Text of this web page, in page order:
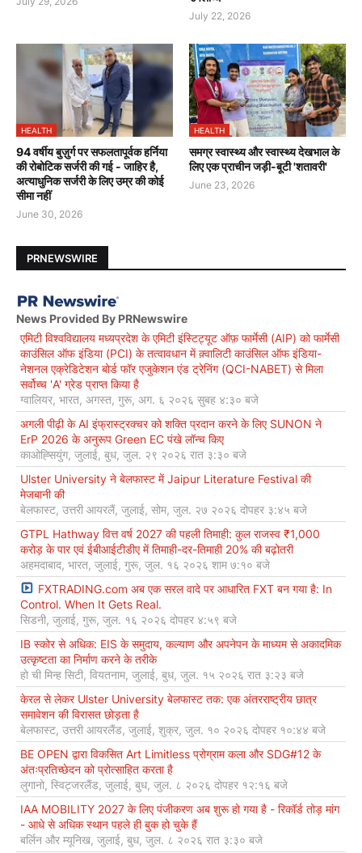
July 22, 2026
HEALTH
94 वर्षीय बुज़ुर्ग पर सफलतापूर्वक हर्निया
की रोबोटिक सर्जरी की गई - जाहिर है,
अत्याधुनिक सर्जरी के लिए उम्र की कोई
सीमा नहीं
June 30, 2026
HEALTH
समग्र स्वास्थ्य और स्वास्थ्य देखभाल के
लिए एक प्राचीन जड़ी-बूटी 'शतावरी'
June 23, 2026
PRNEWSWIRE
News Provided By PRNewswire
एमिटी विश्वविद्यालय मध्यप्रदेश के एमिटी इंस्टिट्यूट ऑफ़ फार्मेसी (AIP) को फार्मेसी
काउंसिल ऑफ इंडिया (PCI) के तत्वावधान में क़्वालिटी काउंसिल ऑफ इंडिया-
नेशनल एक्रेडिटेशन बोर्ड फॉर एजुकेशन एंड ट्रेनिंग (QCI-NABET) से मिला
सर्वोच्च 'A' ग्रेड प्राप्त किया है
ग्वालियर, भारत, अगस्त, गुरू, अग. ६ २०२६ सुबह ४:३० बजे
अगली पीढ़ी के AI इंफ्रास्ट्रक्चर को शक्ति प्रदान करने के लिए SUNON ने
ErP 2026 के अनुरूप Green EC पंखे लॉन्च किए
काओह्सियुंग, जुलाई, बुध, जुल. २९ २०२६ रात ३:३० बजे
Ulster University ने बेलफास्ट में Jaipur Literature Festival की
मेजबानी की
बेलफास्ट, उत्तरी आयरलैं, जुलाई, सोम, जुल. २७ २०२६ दोपहर ३:४५ बजे
GTPL Hathway वित्त वर्ष 2027 की पहली तिमाही: कुल राजस्व ₹1,000
करोड़ के पार एवं ईबीआईटीडीए में तिमाही-दर-तिमाही 20% की बढ़ोतरी
अहमदाबाद, भारत, जुलाई, गुरू, जुल. १६ २०२६ शाम ७:१० बजे
FXTRADING.com अब एक सरल वादे पर आधारित FXT बन गया है: In
Control. When It Gets Real.
सिडनी, जुलाई, गुरू, जुल. १६ २०२६ दोपहर ४:५९ बजे
IB स्कोर से अधिक: EIS के समुदाय, कल्याण और अपनेपन के माध्यम से अकादमिक
उत्कृष्टता का निर्माण करने के तरीके
हो ची मिन्ह सिटी, वियतनाम, जुलाई, बुध, जुल. १५ २०२६ रात ३:२३ बजे
केरल से लेकर Ulster University बेलफास्ट तक: एक अंतरराष्ट्रीय छात्र
समावेशन की विरासत छोड़ता है
बेलफास्ट, उत्तरी आयरलैंड, जुलाई, शुक्र, जुल. १० २०२६ दोपहर १०:४४ बजे
BE OPEN द्वारा विकसित Art Limitless प्रोग्राम कला और SDG#12 के
अंतःप्रतिच्छेदन को प्रोत्साहित करता है
लुगानो, स्विट्जरलैंड, जुलाई, बुध, जुल. ८ २०२६ दोपहर १२:१६ बजे
IAA MOBILITY 2027 के लिए पंजीकरण अब शुरू हो गया है - रिकॉर्ड तोड़ मांग
- आधे से अधिक स्थान पहले ही बुक हो चुके हैं
बर्लिन और म्यूनिख, जुलाई, बुध, जुल. ८ २०२६ रात ३:३० बजे